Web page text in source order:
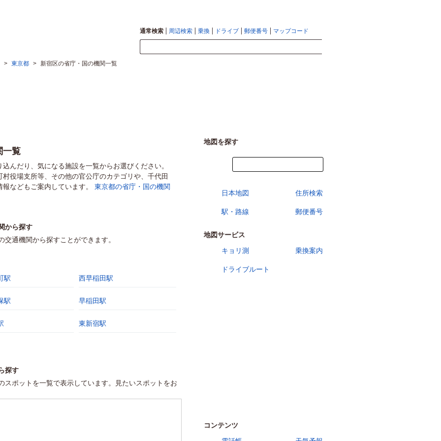
通常検索 周辺検索 乗換 ドライブ 郵便番号 マップコード
> 東京都 > 新宿区の省庁・国の機関一覧
一覧
んだり、気になる施設を一覧からお選びください。
役場支所等、その他の官公庁のカテゴリや、千代田
などもご案内しています。 東京都の省庁・国の機関
から探す
通機関から探すことができます。
駅 西早稲田駅
駅 早稲田駅
東新宿駅
探す
スポットを一覧で表示しています。見たいスポットをお
地図を探す
日本地図 住所検索
駅・路線 郵便番号
地図サービス
キョリ測
乗換案内
ドライブルート
コンテンツ